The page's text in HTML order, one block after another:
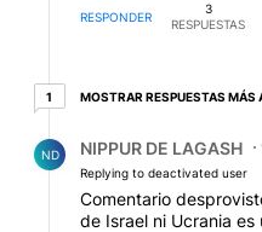
RESPONDER
3
RESPUESTAS
11 respuesta más antiguas
MOSTRAR RESPUESTAS MÁS
ND NIPPUR DE LAGASH
Replying to deactivated user
Comentario
de Israel ni Ucrania es